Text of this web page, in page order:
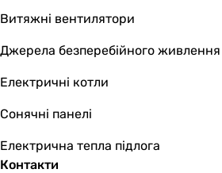
Витяжні вентилятори
Джерела безперебійного живлення
Електричні котли
Сонячні панелі
Електрична тепла підлога
Контакти